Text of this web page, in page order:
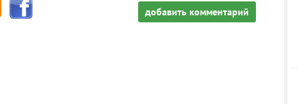
добавить комментарий